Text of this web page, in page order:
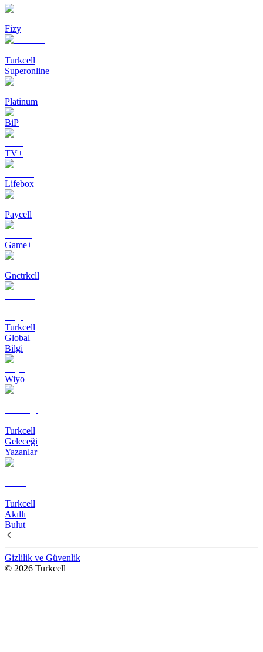
Fizy
Turkcell
Superonline
Platinum
BiP
TV+
Lifebox
Paycell
Game+
Gnctrkcll
Turkcell
Global
Bilgi
Wiyo
Turkcell
Geleceği
Yazanlar
Turkcell
Akıllı
Bulut
Gizlilik ve Güvenlik
© 2026 Turkcell